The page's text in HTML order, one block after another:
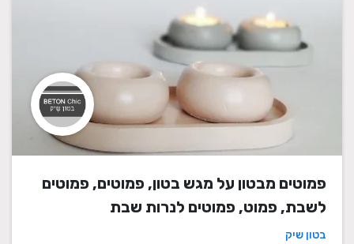
פמוטים מבטון על מגש בטון, פמוטים, פמוטים
לשבת, פמוט, פמוטים לנרות שבת
בטון שיק